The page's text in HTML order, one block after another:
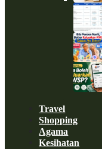
Travel
Shopping
Agama
Kesihatan